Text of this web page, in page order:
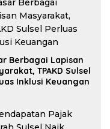
Berbagai Lapisan
TPAKD Sulsel
Inklusi Keuangan